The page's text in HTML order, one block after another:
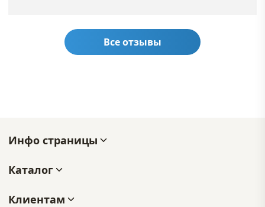
Все отзывы
Инфо страницы
Каталог
Клиентам